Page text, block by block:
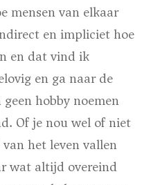
mensen van elkaar
en impliciet hoe
en dat vind ik
en ga naar de
hobby noemen
Of je nou wel of niet
het leven vallen
wat altijd overeind